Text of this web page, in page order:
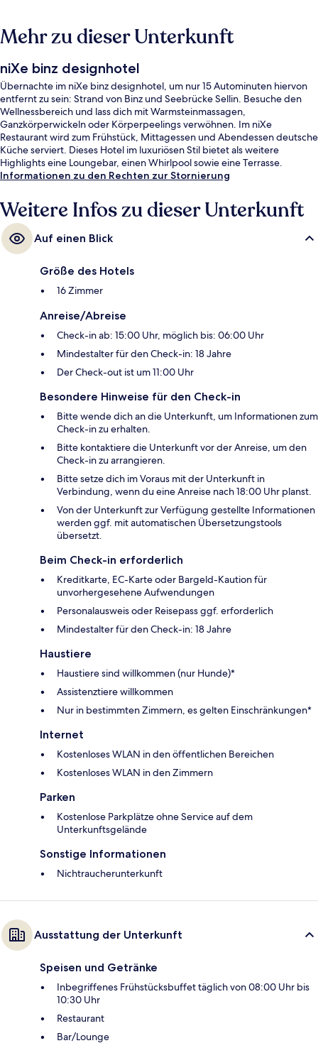
Mehr zu dieser Unterkunft
niXe binz designhotel
Übernachte im niXe binz designhotel, um nur 15 Autominuten hiervon
entfernt zu sein: Strand von Binz und Seebrücke Sellin. Besuche den
Wellnessbereich und lass dich mit Warmsteinmassagen,
Ganzkörperwickeln oder Körperpeelings verwöhnen. Im niXe
Restaurant wird zum Frühstück, Mittagessen und Abendessen deutsche
Küche serviert. Dieses Hotel im luxuriösen Stil bietet als weitere
Highlights eine Loungebar, einen Whirlpool sowie eine Terrasse.
Informationen zu den Rechten zur Stornierung
Weitere Infos zu dieser Unterkunft
Auf einen Blick
Größe des Hotels
16 Zimmer
Anreise/Abreise
Check-in ab: 15:00 Uhr, möglich bis: 06:00 Uhr
Mindestalter für den Check-in: 18 Jahre
Der Check-out ist um 11:00 Uhr
Besondere Hinweise für den Check-in
Bitte wende dich an die Unterkunft, um Informationen zum
Check-in zu erhalten.
Bitte kontaktiere die Unterkunft vor der Anreise, um den
Check-in zu arrangieren.
Bitte setze dich im Voraus mit der Unterkunft in
Verbindung, wenn du eine Anreise nach 18:00 Uhr planst.
Von der Unterkunft zur Verfügung gestellte Informationen
werden ggf. mit automatischen Übersetzungstools
übersetzt.
Beim Check-in erforderlich
Kreditkarte, EC-Karte oder Bargeld-Kaution für
unvorhergesehene Aufwendungen
Personalausweis oder Reisepass ggf. erforderlich
Mindestalter für den Check-in: 18 Jahre
Haustiere
Haustiere sind willkommen (nur Hunde)*
Assistenztiere willkommen
Nur in bestimmten Zimmern, es gelten Einschränkungen*
Internet
Kostenloses WLAN in den öffentlichen Bereichen
Kostenloses WLAN in den Zimmern
Parken
Kostenlose Parkplätze ohne Service auf dem
Unterkunftsgelände
Sonstige Informationen
Nichtraucherunterkunft
Ausstattung der Unterkunft
Speisen und Getränke
Inbegriffenes Frühstücksbuffet täglich von 08:00 Uhr bis
10:30 Uhr
Restaurant
Bar/Lounge